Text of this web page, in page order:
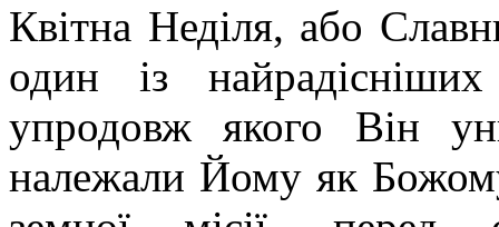
Квітна Неділя, або
один із
упродовж якого Він
належали Йому як